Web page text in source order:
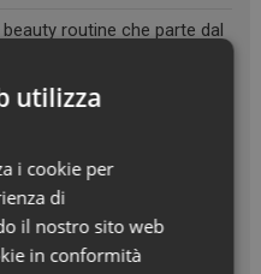
routine che parte dal
di acido ialuronico
utilizza
i cookie per
di
il nostro sito web
in conformità